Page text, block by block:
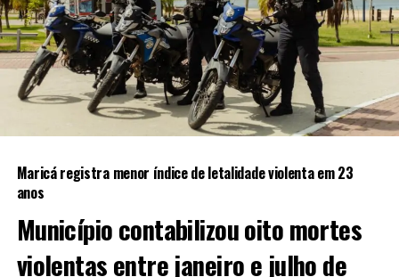
Maricá registra menor índice de letalidade violenta em 23
anos
Município contabilizou oito mortes
violentas entre janeiro e julho de